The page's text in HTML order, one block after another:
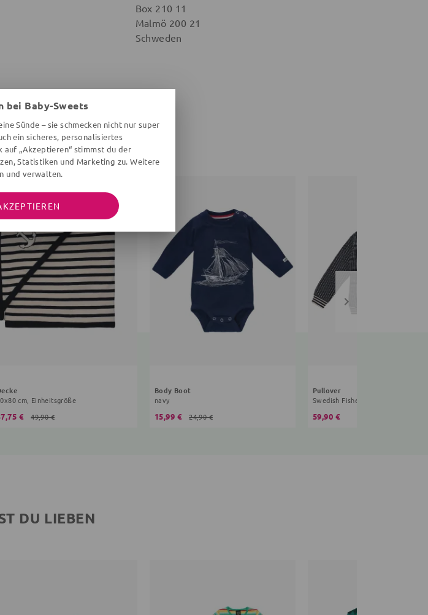
Box 210 11
Malmö 200 21
Schweden
DER MARKE
cm, Einheitsgröße
€ 49,90 €
Body Boot
navy
15,99 € 24,90 €
Pullover
Swedish Fisherman
59,90 €
DU LIEBEN
bei Baby-Sweets
Sünde – sie schmecken nicht nur super
ein sicheres, personalisiertes
auf „Akzeptieren“ stimmst du der
Statistiken und Marketing zu. Weitere
und verwalten.